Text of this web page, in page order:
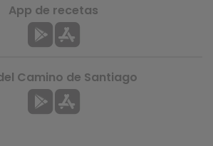
App de recetas
Camino de Santiago